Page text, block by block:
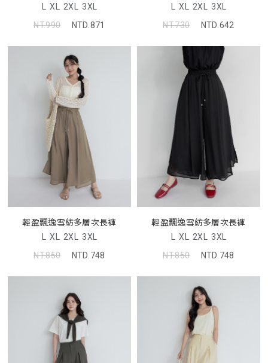
L XL 2XL 3XL
NT.990
NTD.871
L XL 2XL 3XL
NT.730
NTD.642
輕盈飄逸雪紡多層次長褲
L XL 2XL 3XL
NT.850
NTD.748
輕盈飄逸雪紡多層次長褲
L XL 2XL 3XL
NT.850
NTD.748